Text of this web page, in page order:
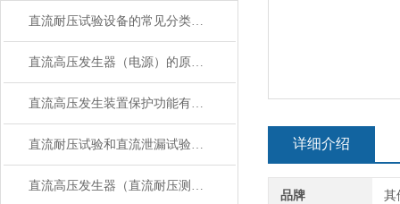
直流耐压试验设备的常见分类及应用
直流高压发生器（电源）的原理是什么？
直流高压发生装置保护功能有哪些
直流耐压试验和直流泄漏试验的方法
直流高压发生器（直流耐压测试仪）注意事项
详细介绍
品牌 其